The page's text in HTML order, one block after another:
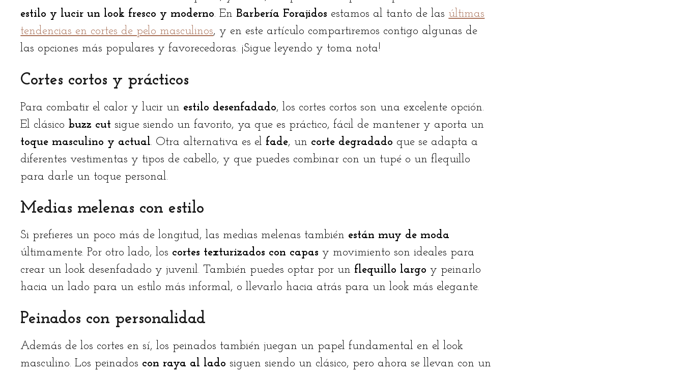
estilo y lucir un look fresco y moderno. En Barbería Forajidos estamos al tanto de las últimas
tendencias en cortes de pelo masculinos, y en este artículo compartiremos contigo algunas de
las opciones más populares y favorecedoras. ¡Sigue leyendo y toma nota!
Cortes cortos y prácticos
Para combatir el calor y lucir un estilo desenfadado, los cortes cortos son una excelente opción.
El clásico buzz cut sigue siendo un favorito, ya que es práctico, fácil de mantener y aporta un
toque masculino y actual. Otra alternativa es el fade, un corte degradado que se adapta a
diferentes vestimentas y tipos de cabello, y que puedes combinar con un tupé o un flequillo
para darle un toque personal.
Medias melenas con estilo
Si prefieres un poco más de longitud, las medias melenas también están muy de moda
últimamente. Por otro lado, los cortes texturizados con capasy movimiento son ideales para
crear un look desenfadado y juvenil. También puedes optar por un flequillo largoy peinarlo
hacia un lado para un estilo más informal, o llevarlo hacia atrás para un look más elegante.
Peinados con personalidad
Además de los cortes en sí, los peinados también juegan un papel fundamental en el look
masculino. Los peinados con raya al lado siguen siendo un clásico, pero ahora se llevan con un